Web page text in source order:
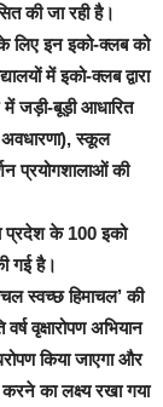
की जा रही है।
के लिए इन इको-क्लब को
में इको-क्लब द्वारा
जड़ी-बूड़ी आधारित
स्कूल
प्रयोगशालाओं की
प्रदेश के 100 इको
गई है।
स्वच्छ हिमाचल’ की
वृक्षारोपण अभियान
किया जाएगा और
करने का लक्ष्य रखा गया